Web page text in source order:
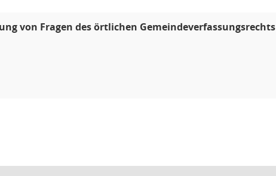
von Fragen des örtlichen Gemeindeverfassungsrechts